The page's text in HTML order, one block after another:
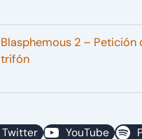
Blasphemous 2 – Petición
trifón
Twitter YouTube